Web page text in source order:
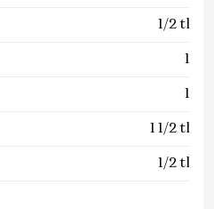
1/2 tl
1
1
1 1/2 tl
1/2 tl